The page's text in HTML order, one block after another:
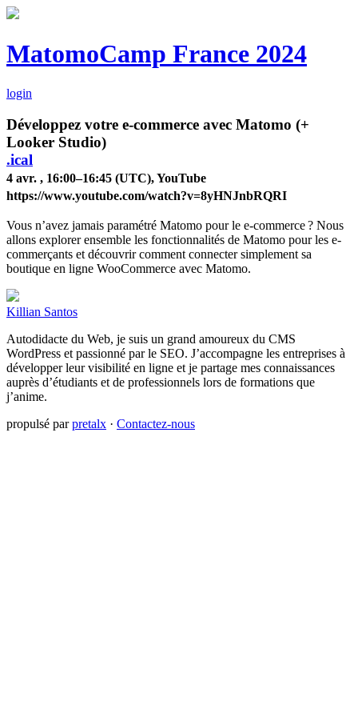
MatomoCamp France 2024
login
Développez votre e-commerce avec Matomo (+
Looker Studio)
.ical
4 avr. , 16:00–16:45 (UTC), YouTube
https://www.youtube.com/watch?v=8yHNJnbRQRI
Vous n’avez jamais paramétré Matomo pour le e-commerce ? Nous
allons explorer ensemble les fonctionnalités de Matomo pour les e-
commerçants et découvrir comment connecter simplement sa
boutique en ligne WooCommerce avec Matomo.
Killian Santos
Autodidacte du Web, je suis un grand amoureux du CMS
WordPress et passionné par le SEO. J’accompagne les entreprises à
développer leur visibilité en ligne et je partage mes connaissances
auprès d’étudiants et de professionnels lors de formations que
j’anime.
propulsé parpretalx · Contactez-nous